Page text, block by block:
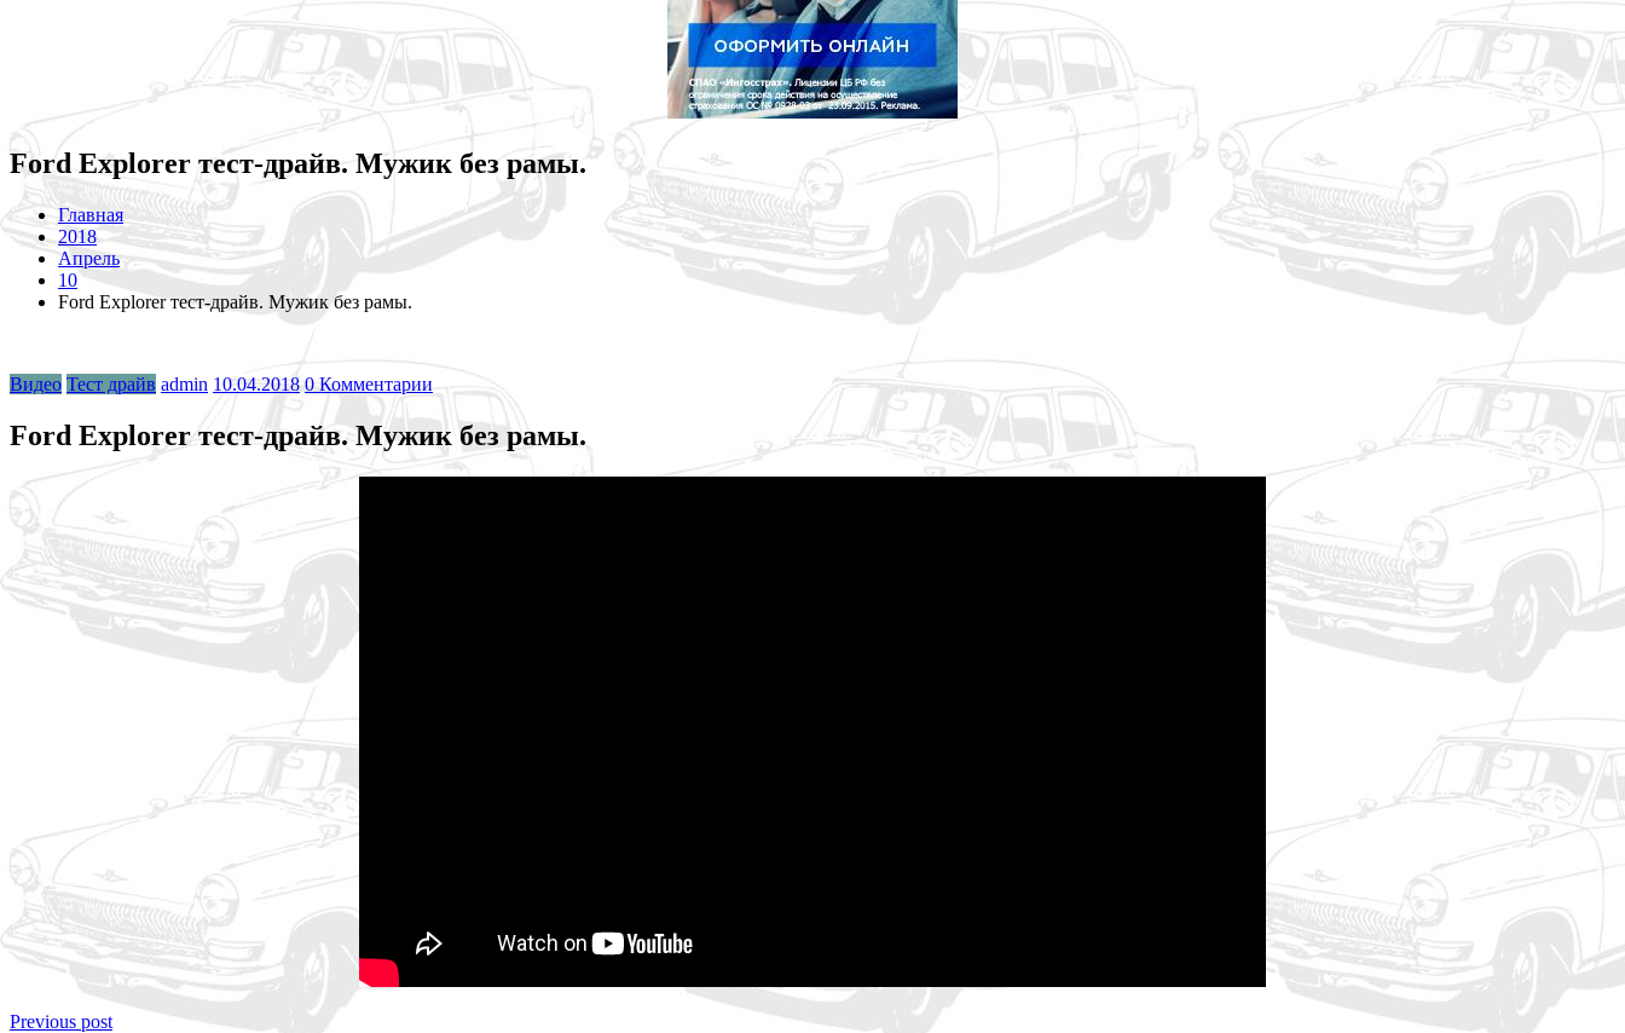
Ford Explorer тест-драйв. Мужик без рамы.
Главная
2018
Апрель
10
Ford Explorer тест-драйв. Мужик без рамы.
Видео Тест драйв admin 10.04.2018 0 Комментарии
Ford Explorer тест-драйв. Мужик без рамы.
Previous post